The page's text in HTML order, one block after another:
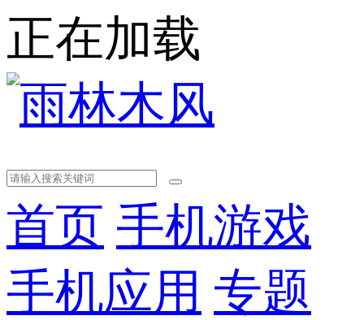
正在加载
首页 手机游戏
手机应用 专题